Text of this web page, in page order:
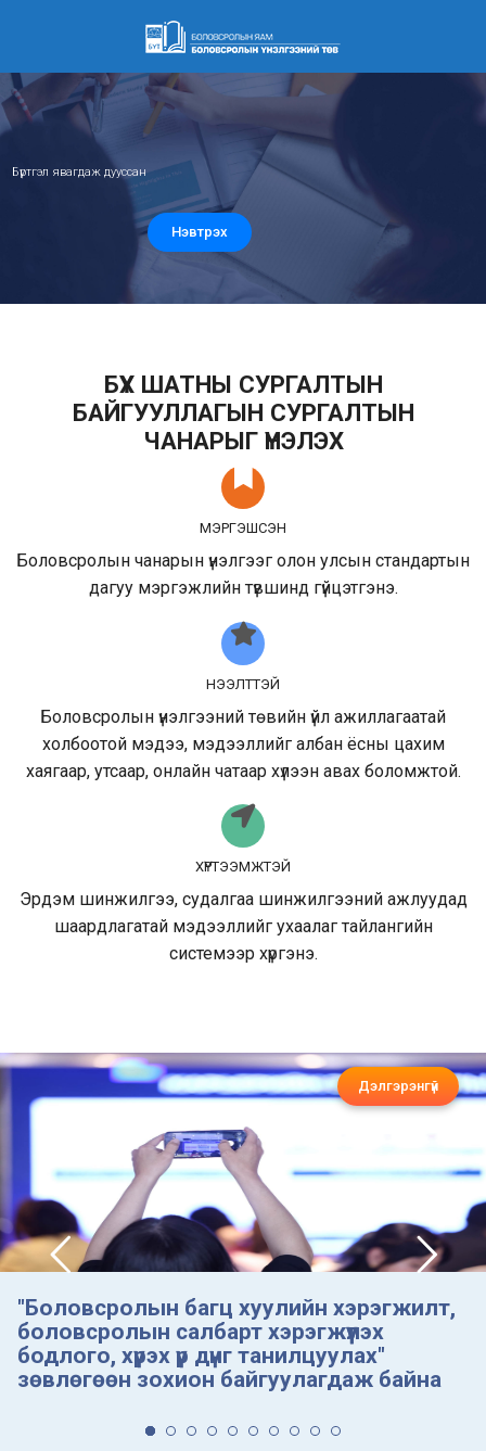
2026 ОНЫ
Бүртгэл явагдаж дууссан
Нэвтрэх
БҮХ ШАТНЫ СУРГАЛТЫН
БАЙГУУЛЛАГЫН СУРГАЛТЫН
ЧАНАРЫГ ҮНЭЛЭХ
МЭРГЭШСЭН
Боловсролын чанарын үнэлгээг олон улсын стандартын
дагуу мэргэжлийн түвшинд гүйцэтгэнэ.
НЭЭЛТТЭЙ
Боловсролын үнэлгээний төвийн үйл ажиллагаатай
холбоотой мэдээ, мэдээллийг албан ёсны цахим
хаягаар, утсаар, онлайн чатаар хүлээн авах боломжтой.
ХҮРТЭЭМЖТЭЙ
Эрдэм шинжилгээ, судалгаа шинжилгээний ажлуудад
шаардлагатай мэдээллийг ухаалаг тайлангийн
системээр хүргэнэ.
"Боловсролын багц хуулийн хэрэгжилт,
боловсролын салбарт хэрэгжүүлэх
бодлого, хүрэх үр дүнг танилцуулах"
зөвлөгөөн зохион байгуулагдаж байна
Дэлгэрэнгүй